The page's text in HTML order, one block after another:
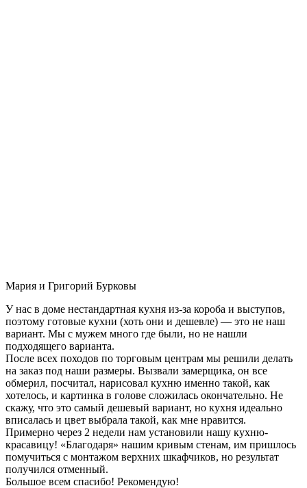
Мария и Григорий Бурковы
У нас в доме нестандартная кухня из-за короба и выступов,
поэтому готовые кухни (хоть они и дешевле) — это не наш
вариант. Мы с мужем много где были, но не нашли
подходящего варианта.
После всех походов по торговым центрам мы решили делать
на заказ под наши размеры. Вызвали замерщика, он все
обмерил, посчитал, нарисовал кухню именно такой, как
хотелось, и картинка в голове сложилась окончательно. Не
скажу, что это самый дешевый вариант, но кухня идеально
вписалась и цвет выбрала такой, как мне нравится.
Примерно через 2 недели нам установили нашу кухню-
красавицу! «Благодаря» нашим кривым стенам, им пришлось
помучиться с монтажом верхних шкафчиков, но результат
получился отменный.
Большое всем спасибо! Рекомендую!